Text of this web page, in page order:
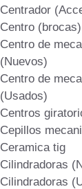
Centrador
Centro (brocas)
Centro de
(Nuevos)
Centro de
(Usados)
Centros
Cepillos
Ceramica tig
Cilindradoras
Cilindradoras